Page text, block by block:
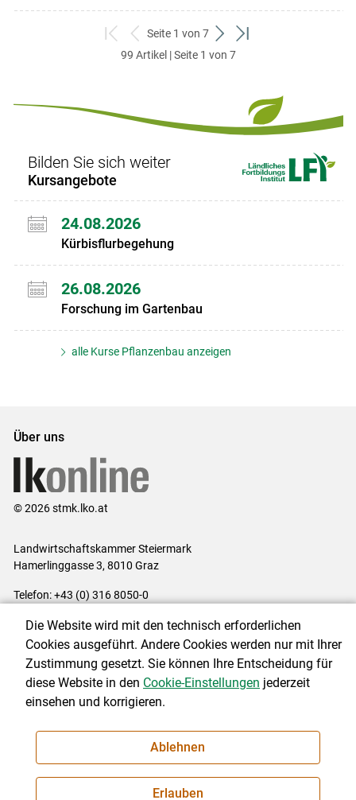
zum
ersten
zurück
zum
Seite 1 von 7
weiter
zum
zum
99 Artikel | Seite 1 von 7
Bilden Sie sich weiter
Kursangebote
24.08.2026
Kürbisflurbegehung
26.08.2026
Forschung im Gartenbau
alle Kurse Pflanzenbau anzeigen
Über uns
© 2026 stmk.lko.at
Landwirtschaftskammer Steiermark
Hamerlinggasse 3, 8010 Graz
Telefon: +43 (0) 316 8050-0
Impressum|Kontakt|Datenschutzerklärung|Barrierefreiheit|
Cookie-Einstellungen
NEWSLETTER
Die Website wird mit den technisch erforderlichen
Cookies ausgeführt. Andere Cookies werden nur mit Ihrer
Zustimmung gesetzt. Sie können Ihre Entscheidung für
diese Website in den Cookie-Einstellungen jederzeit
einsehen und korrigieren.
Ablehnen
Erlauben